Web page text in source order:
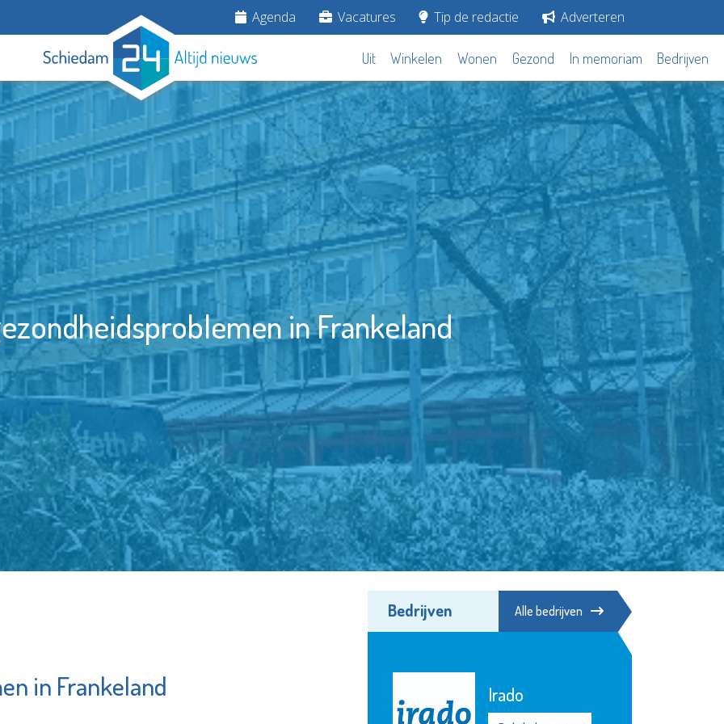
Agenda Vacatures Tip de redactie Adverteren
Uit Winkelen Wonen Gezond In memoriam Bedrijven
in Frankeland
in Frankeland
Bedrijven Alle bedrijven
Stichting
Elckerlyc